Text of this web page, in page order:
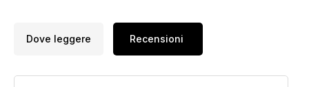
Dove leggere Recensioni